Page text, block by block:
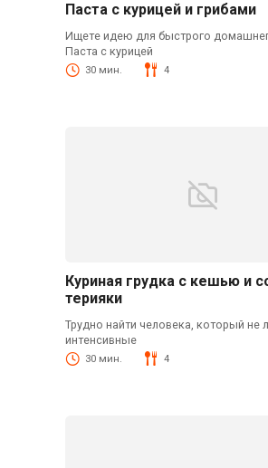
Паста с курицей и грибами
Ищете идею для быстрого
Паста с курицей
30 мин. 4
Куриная грудка с кешью и
терияки
Трудно найти человека, который не
интенсивные
30 мин. 4